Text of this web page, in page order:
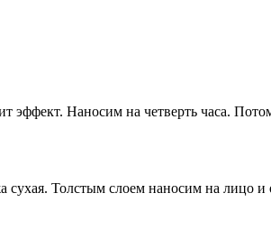
эффект. Наносим на четверть часа.
Толстым слоем наносим на лицо